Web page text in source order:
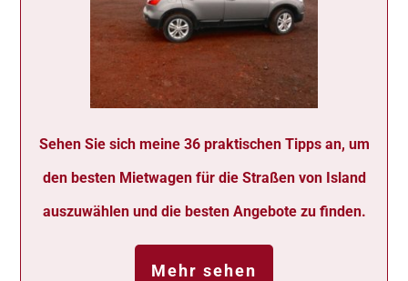
Sehen Sie sich meine 36 praktischen Tipps an, um
den besten Mietwagen für die Straßen von Island
auszuwählen und die besten Angebote zu finden.
Mehr sehen